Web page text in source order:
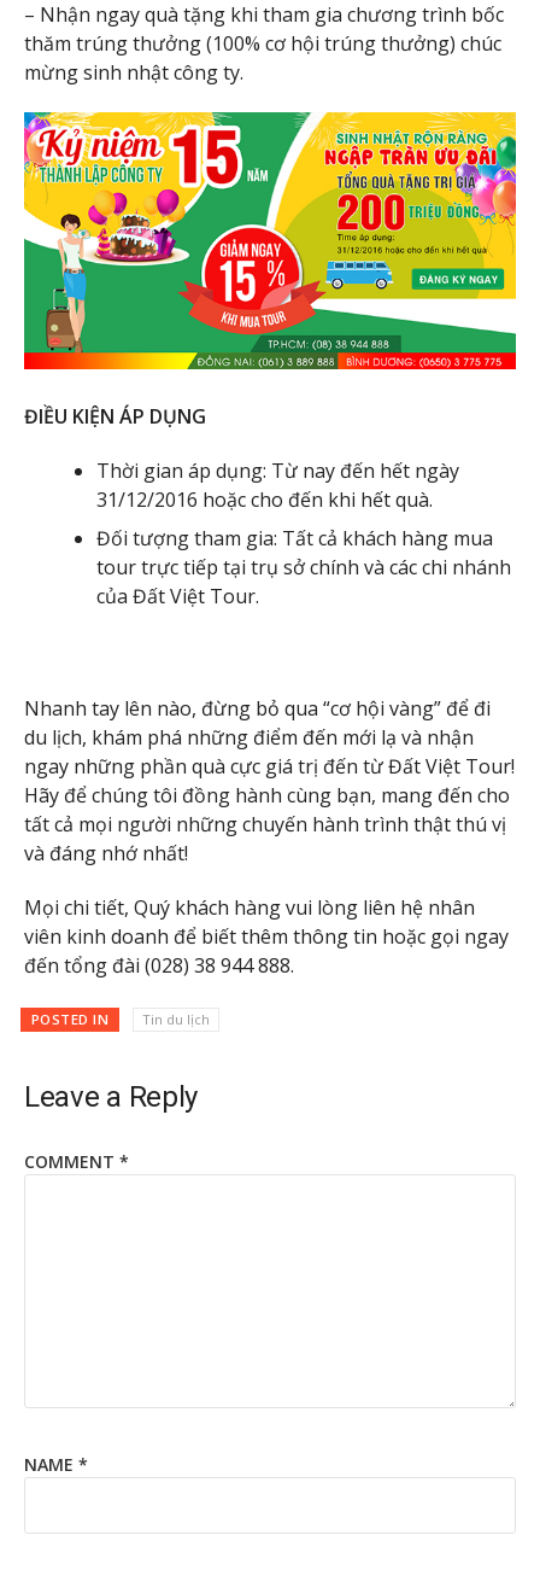
– Nhận ngay quà tặng khi tham gia chương trình bốc
thăm trúng thưởng (100% cơ hội trúng thưởng) chúc
mừng sinh nhật công ty.
ĐIỀU KIỆN ÁP DỤNG
Thời gian áp dụng: Từ nay đến hết ngày
31/12/2016 hoặc cho đến khi hết quà.
Đối tượng tham gia: Tất cả khách hàng mua
tour trực tiếp tại trụ sở chính và các chi nhánh
của Đất Việt Tour.
Nhanh tay lên nào, đừng bỏ qua “cơ hội vàng” để đi
du lịch, khám phá những điểm đến mới lạ và nhận
ngay những phần quà cực giá trị đến từ Đất Việt Tour!
Hãy để chúng tôi đồng hành cùng bạn, mang đến cho
tất cả mọi người những chuyến hành trình thật thú vị
và đáng nhớ nhất!
Mọi chi tiết, Quý khách hàng vui lòng liên hệ nhân
viên kinh doanh để biết thêm thông tin hoặc gọi ngay
đến tổng đài (028) 38 944 888.
POSTED IN Tin du lịch
Leave a Reply
COMMENT *
NAME *